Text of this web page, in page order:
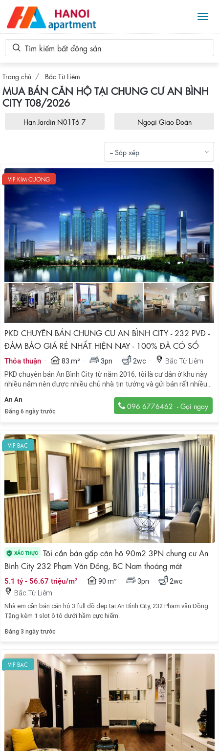
Tìm kiếm bất động sản
Trang chủ Bắc Từ Liêm
MUA BÁN CĂN HỘ TẠI CHUNG CƯ AN BÌNH
CITY T08/2026
Han Jardin N01T6 7 Ngoại Giao Đoàn
-- Sắp xếp
VIP KIM CƯƠNG
PKD CHUYÊN BÁN CHUNG CƯ AN BÌNH CITY - 232 PVĐ -
ĐẢM BẢO GIÁ RẺ NHẤT HIỆN NAY - 100% ĐÃ CÓ SỔ
Thỏa thuận · 83 m² · 3pn · 2wc ·
Bắc Từ Liêm
PKD chuyên bán An Bình City từ năm 2016, tôi là cư dân ở khu này
nhiều năm nên được nhiều chủ nhà tin tưởng và gửi bán rất nhiều
An An
Đăng 6 ngày trước
096 6776462
VIP BẠC
XÁC THỰC
Tôi cần bán gấp căn hộ 90m2 3PN chung cư An
Bình City 232 Phạm Văn Đồng, BC Nam thoáng mát
5.1 tỷ - 56.67 triệu/m² · 90 m² · 3pn · 2wc ·
Bắc Từ Liêm
Nhà em cần bán căn hộ 3 full đồ đẹp tại An Bình City, 232 Phạm văn Đồng.
Tặng kèm 1 slot ô tô dưới hầm cực hiếm.
Đăng 3 ngày trước
VIP BẠC